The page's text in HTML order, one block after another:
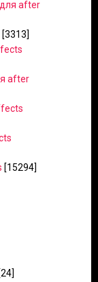
after
[3313]
after
[15294]
[24]